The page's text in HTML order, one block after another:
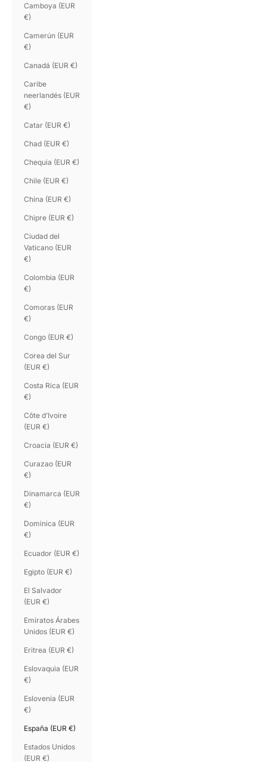
Camboya (EUR
€)
Camerún (EUR
€)
Canadá (EUR €)
Caribe
neerlandés (EUR
€)
Catar (EUR €)
Chad (EUR €)
Chequia (EUR €)
Chile (EUR €)
China (EUR €)
Chipre (EUR €)
Ciudad del
Vaticano (EUR
€)
Colombia (EUR
€)
Comoras (EUR
€)
Congo (EUR €)
Corea del Sur
(EUR €)
Costa Rica (EUR
€)
Côte d’Ivoire
(EUR €)
Croacia (EUR €)
Curazao (EUR
€)
Dinamarca (EUR
€)
Dominica (EUR
€)
Ecuador (EUR €)
Egipto (EUR €)
El Salvador
(EUR €)
Emiratos Árabes
Unidos (EUR €)
Eritrea (EUR €)
Eslovaquia (EUR
€)
Eslovenia (EUR
€)
España (EUR €)
Estados Unidos
(EUR €)